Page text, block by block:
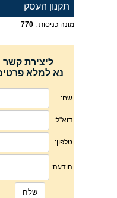
תקנון העסק
מונה כניסות : 770
ליצירת קשר
נא למלא